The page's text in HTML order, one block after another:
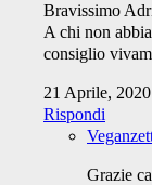
Bravissimo
A chi non
consiglio
21 Aprile, 2020
Rispondi
Grazie